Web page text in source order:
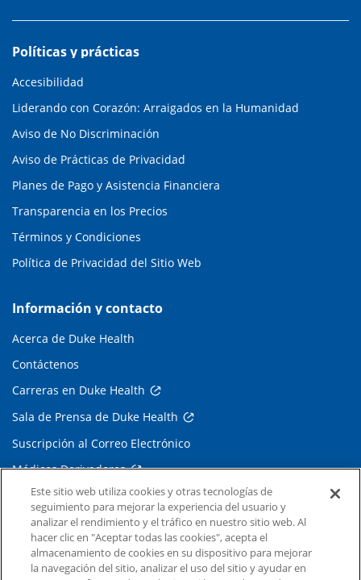
Políticas y prácticas
Accesibilidad
Liderando con Corazón: Arraigados en la Humanidad
Aviso de No Discriminación
Aviso de Prácticas de Privacidad
Planes de Pago y Asistencia Financiera
Transparencia en los Precios
Términos y Condiciones
Política de Privacidad del Sitio Web
Información y contacto
Acerca de Duke Health
Contáctenos
Carreras en Duke Health
Sala de Prensa de Duke Health
Suscripción al Correo Electrónico
Médicos Derivadores
Enlaces relacionados
Duke Cancer Institute
Duke Children's
Este sitio web utiliza cookies y otras tecnologías de
seguimiento para mejorar la experiencia del usuario y
analizar el rendimiento y el tráfico en nuestro sitio web. Al
hacer clic en "Aceptar todas las cookies", acepta el
almacenamiento de cookies en su dispositivo para mejorar
la navegación del sitio, analizar el uso del sitio y ayudar en